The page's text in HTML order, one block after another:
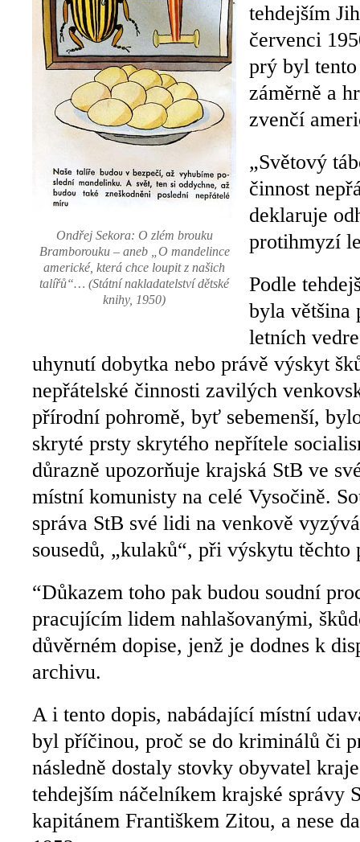
Ondřej Sekora: O zlém brouku
Bramborouku – aneb „O mandelince
americké, která chce loupit z našich
talířů“… (Státní nakladatelství dětské
knihy, 1950)
tehdejším
červenci
prý byl
záměrně a
zvenčí
„Světový
činnost
deklaruje
protihmyzí
Podle
byla většina
letních
uhynutí dobytka nebo právě výskyt
nepřátelské činnosti zavilých
přírodní pohromě, byť sebemenší,
skryté prsty skrytého nepřítele
důrazně upozorňuje krajská StB ve
místní komunisty na celé Vysočině.
správa StB své lidi na venkově
sousedů, „kulaků“, při výskytu těchto
“Důkazem toho pak budou soudní
pracujícím lidem nahlašovanými,
důvěrném dopise, jenž je dodnes k
archivu.
A i tento dopis, nabádající místní
byl příčinou, proč se do kriminálů či
následně dostaly stovky obyvatel
tehdejším náčelníkem krajské správy
kapitánem Františkem Zitou, a nese